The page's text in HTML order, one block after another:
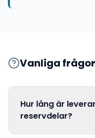
Vanliga
Hur lång är
reservdelar?